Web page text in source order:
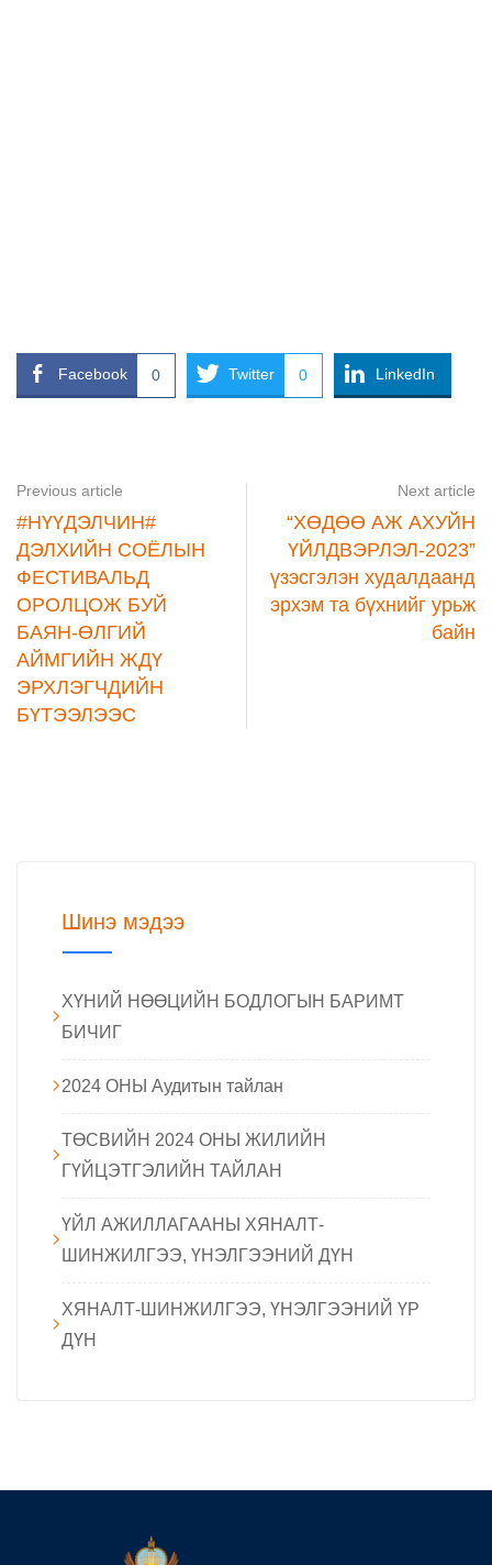
Facebook 0 Twitter 0 LinkedIn
Previous article
#НҮҮДЭЛЧИН#
ДЭЛХИЙН СОЁЛЫН
ФЕСТИВАЛЬД
ОРОЛЦОЖ БУЙ
БАЯН-ӨЛГИЙ
АЙМГИЙН ЖДҮ
ЭРХЛЭГЧДИЙН
БҮТЭЭЛЭЭС
Next article
“ХӨДӨӨ АЖ АХУЙН
ҮЙЛДВЭРЛЭЛ-2023”
үзэсгэлэн худалдаанд
эрхэм та бүхнийг урьж
байн
Шинэ мэдээ
ХҮНИЙ НӨӨЦИЙН БОДЛОГЫН БАРИМТ
БИЧИГ
2024 ОНЫ Аудитын тайлан
ТӨСВИЙН 2024 ОНЫ ЖИЛИЙН
ГҮЙЦЭТГЭЛИЙН ТАЙЛАН
ҮЙЛ АЖИЛЛАГААНЫ ХЯНАЛТ-
ШИНЖИЛГЭЭ, ҮНЭЛГЭЭНИЙ ДҮН
ХЯНАЛТ-ШИНЖИЛГЭЭ, ҮНЭЛГЭЭНИЙ ҮР
ДҮН